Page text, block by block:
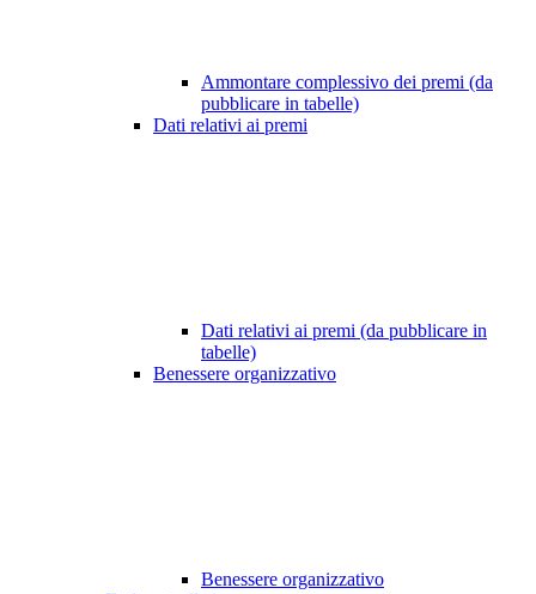
Ammontare complessivo dei premi (da
pubblicare in tabelle)
Dati relativi ai premi
Dati relativi ai premi (da pubblicare in
tabelle)
Benessere organizzativo
Benessere organizzativo